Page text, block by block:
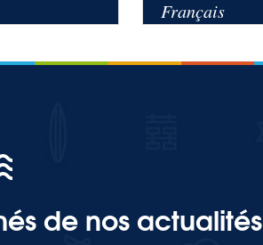
Français
de nos actualités